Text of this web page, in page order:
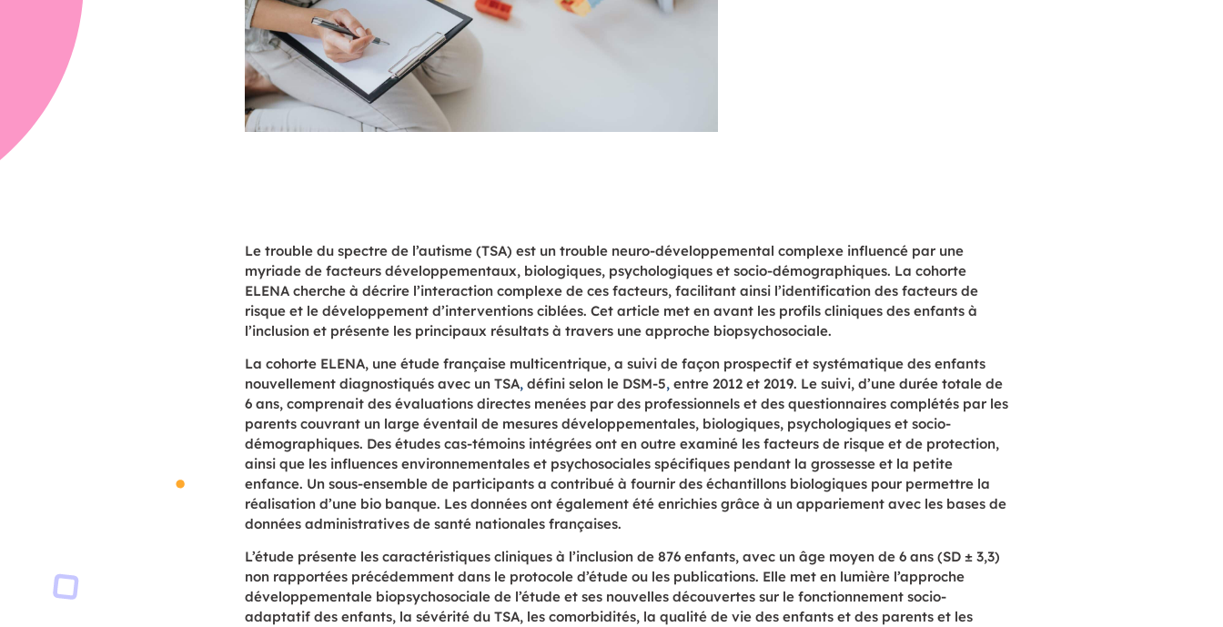
Le trouble du spectre de l’autisme (TSA) est un trouble neuro-développemental complexe influencé par une
myriade de facteurs développementaux, biologiques, psychologiques et socio-démographiques. La cohorte
ELENA cherche à décrire l’interaction complexe de ces facteurs, facilitant ainsi l’identification des facteurs de
risque et le développement d’interventions ciblées. Cet article met en avant les profils cliniques des enfants à
l’inclusion et présente les principaux résultats à travers une approchebiopsychosociale.
La cohorte ELENA, une étude française multicentrique, a suivi de façon prospectif et systématique des enfants
nouvellement diagnostiqués avec un TSA,défini selon le DSM-5,entre 2012 et 2019. Le suivi, d’une durée totale de
6 ans, comprenait des évaluations directes menées par des professionnels et des questionnaires complétés par les
parents couvrant un large éventail de mesures développementales, biologiques, psychologiques et socio-
démographiques. Des études cas-témoins intégrées ont en outre examiné les facteurs de risque et de protection,
ainsi que les influences environnementales et psychosociales spécifiques pendant la grossesse et la petite
enfance. Un sous-ensemble de participants a contribué à fournir des échantillons biologiques pour permettre la
réalisation d’une bio banque. Les données ont également été enrichies grâce à un appariement avec les bases de
données administratives de santé nationales françaises.
L’étude présenteles caractéristiques cliniques à l’inclusion de 876 enfants, avec un âge moyen de 6 ans (SD ± 3,3)
non rapportées précédemment dans le protocole d’étude ou les publications. Elle met en lumière l’approche
développementale biopsychosociale de l’étude et ses nouvelles découvertes sur le fonctionnement socio-
adaptatif des enfants, la sévérité du TSA, les comorbidités, la qualité de vie des enfants et des parents et les